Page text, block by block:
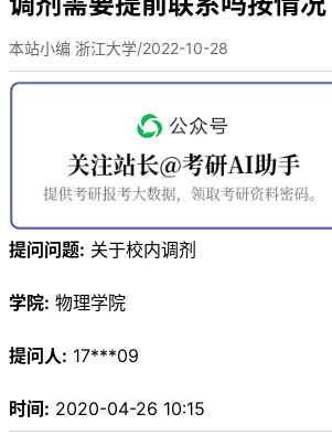
本站小编 浙江大学/2022-10-28
提问问题: 关于校内调剂
学院: 物理学院
提问人: 17***09
时间: 2020-04-26 10:15